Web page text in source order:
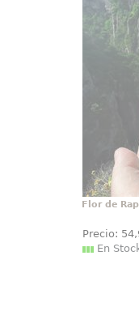
Réplica
Esta
Flor de
Precio: 54
En